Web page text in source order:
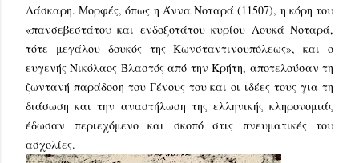
Λάσκαρη. Μορφές, όπως η Άννα Νοταρά (11507), η κόρη του
«πανσεβεστάτου και ενδοξοτάτου κυρίου Λουκά Νοταρά,
τότε μεγάλου δουκός της Κωνσταντινουπόλεως», και ο
ευγενής Νικόλαος Βλαστός από την Κρήτη, αποτελούσαν τη
ζωντανή παράδοση του Γένους του και οι ιδέες τους για τη
διάσωση και την αναστήλωση της ελληνικής κληρονομιάς
έδωσαν περιεχόμενο και σκοπό στις πνευματικές του
ασχολίες.